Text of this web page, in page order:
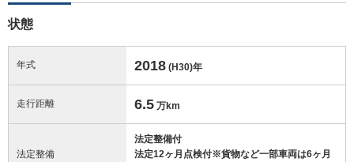
状態
年式 2018 (H30)年
走行距離 6.5 万km
法定整備
法定整備付
法定12ヶ月点検付※貨物など一部車両は6ヶ月